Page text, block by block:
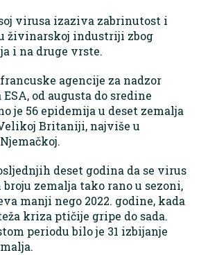
virusa izaziva zabrinutost i
živinarskoj industriji zbog
i na druge vrste.
agencije za nadzor
od augusta do sredine
je 56 epidemija u deset zemalja
Britaniji, najviše u
deset godina da se virus
zemalja tako rano u sezoni,
manji nego 2022. godine, kada
kriza ptičije gripe do sada.
periodu bilo je 31 izbijanje